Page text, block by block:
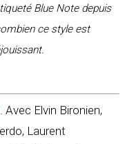
Blue Note depuis
ce style est
. Avec Elvin Bironien,
Laurent